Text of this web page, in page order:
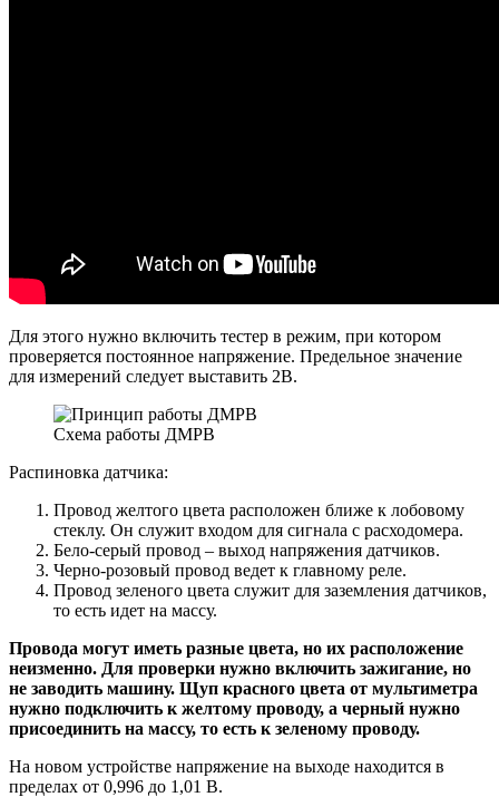
Для этого нужно включить тестер в режим, при котором
проверяется постоянное напряжение. Предельное значение
для измерений следует выставить 2В.
Схема работы ДМРВ
Распиновка датчика:
Провод желтого цвета расположен ближе к лобовому
стеклу. Он служит входом для сигнала с расходомера.
Бело-серый провод – выход напряжения датчиков.
Черно-розовый провод ведет к главному реле.
Провод зеленого цвета служит для заземления датчиков,
то есть идет на массу.
Провода могут иметь разные цвета, но их расположение
неизменно. Для проверки нужно включить зажигание, но
не заводить машину. Щуп красного цвета от мультиметра
нужно подключить к желтому проводу, а черный нужно
присоединить на массу, то есть к зеленому проводу.
На новом устройстве напряжение на выходе находится в
пределах от 0,996 до 1,01 В.